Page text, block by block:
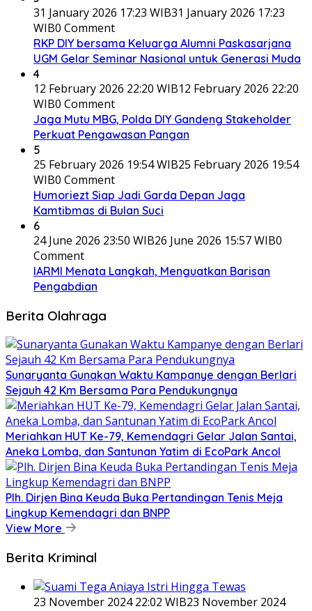
31 January 2026 17:23 WIB31 January 2026 17:23
WIB0 Comment
RKP DIY bersama Keluarga Alumni Paskasarjana
UGM Gelar Seminar Nasional untuk Generasi Muda
4
12 February 2026 22:20 WIB12 February 2026 22:20
WIB0 Comment
Jaga Mutu MBG, Polda DIY Gandeng Stakeholder
Perkuat Pengawasan Pangan
5
25 February 2026 19:54 WIB25 February 2026 19:54
WIB0 Comment
Humoriezt Siap Jadi Garda Depan Jaga
Kamtibmas di Bulan Suci
6
24 June 2026 23:50 WIB26 June 2026 15:57 WIB0
Comment
IARMI Menata Langkah, Menguatkan Barisan
Pengabdian
Berita Olahraga
Sunaryanta Gunakan Waktu Kampanye dengan Berlari
Sejauh 42 Km Bersama Para Pendukungnya
Meriahkan HUT Ke-79, Kemendagri Gelar Jalan Santai,
Aneka Lomba, dan Santunan Yatim di EcoPark Ancol
Plh. Dirjen Bina Keuda Buka Pertandingan Tenis Meja
Lingkup Kemendagri dan BNPP
View More
Berita Kriminal
23 November 2024 22:02 WIB23 November 2024